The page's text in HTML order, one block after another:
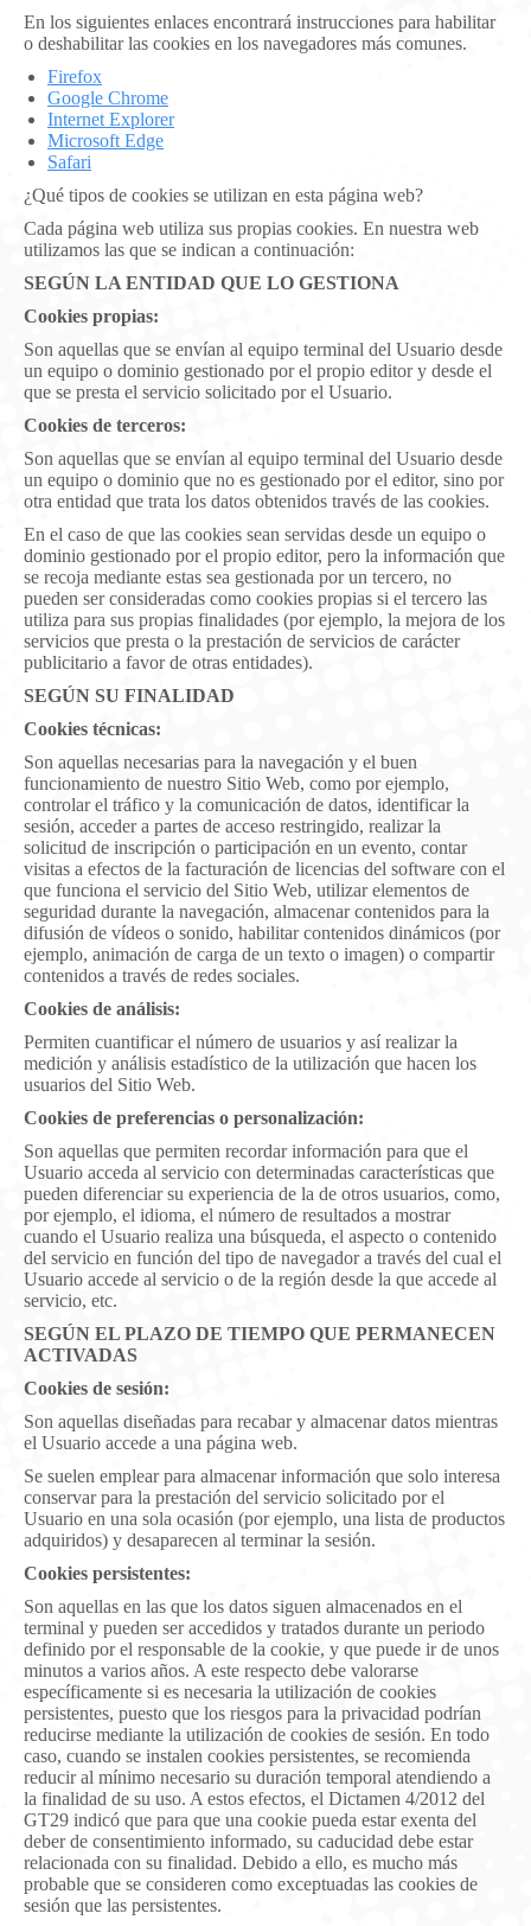
En los siguientes enlaces encontrará instrucciones para habilitar
o deshabilitar las cookies en los navegadores más comunes.
Firefox
Google Chrome
Internet Explorer
Microsoft Edge
Safari
¿Qué tipos de cookies se utilizan en esta página web?
Cada página web utiliza sus propias cookies. En nuestra web
utilizamos las que se indican a continuación:
SEGÚN LA ENTIDAD QUE LO GESTIONA
Cookies propias:
Son aquellas que se envían al equipo terminal del Usuario desde
un equipo o dominio gestionado por el propio editor y desde el
que se presta el servicio solicitado por el Usuario.
Cookies de terceros:
Son aquellas que se envían al equipo terminal del Usuario desde
un equipo o dominio que no es gestionado por el editor, sino por
otra entidad que trata los datos obtenidos través de las cookies.
En el caso de que las cookies sean servidas desde un equipo o
dominio gestionado por el propio editor, pero la información que
se recoja mediante estas sea gestionada por un tercero, no
pueden ser consideradas como cookies propias si el tercero las
utiliza para sus propias finalidades (por ejemplo, la mejora de los
servicios que presta o la prestación de servicios de carácter
publicitario a favor de otras entidades).
SEGÚN SU FINALIDAD
Cookies técnicas:
Son aquellas necesarias para la navegación y el buen
funcionamiento de nuestro Sitio Web, como por ejemplo,
controlar el tráfico y la comunicación de datos, identificar la
sesión, acceder a partes de acceso restringido, realizar la
solicitud de inscripción o participación en un evento, contar
visitas a efectos de la facturación de licencias del software con el
que funciona el servicio del Sitio Web, utilizar elementos de
seguridad durante la navegación, almacenar contenidos para la
difusión de vídeos o sonido, habilitar contenidos dinámicos (por
ejemplo, animación de carga de un texto o imagen) o compartir
contenidos a través de redes sociales.
Cookies de análisis:
Permiten cuantificar el número de usuarios y así realizar la
medición y análisis estadístico de la utilización que hacen los
usuarios del Sitio Web.
Cookies de preferencias o personalización:
Son aquellas que permiten recordar información para que el
Usuario acceda al servicio con determinadas características que
pueden diferenciar su experiencia de la de otros usuarios, como,
por ejemplo, el idioma, el número de resultados a mostrar
cuando el Usuario realiza una búsqueda, el aspecto o contenido
del servicio en función del tipo de navegador a través del cual el
Usuario accede al servicio o de la región desde la que accede al
servicio, etc.
SEGÚN EL PLAZO DE TIEMPO QUE PERMANECEN
ACTIVADAS
Cookies de sesión:
Son aquellas diseñadas para recabar y almacenar datos mientras
el Usuario accede a una página web.
Se suelen emplear para almacenar información que solo interesa
conservar para la prestación del servicio solicitado por el
Usuario en una sola ocasión (por ejemplo, una lista de productos
adquiridos) y desaparecen al terminar la sesión.
Cookies persistentes:
Son aquellas en las que los datos siguen almacenados en el
terminal y pueden ser accedidos y tratados durante un periodo
definido por el responsable de la cookie, y que puede ir de unos
minutos a varios años. A este respecto debe valorarse
específicamente si es necesaria la utilización de cookies
persistentes, puesto que los riesgos para la privacidad podrían
reducirse mediante la utilización de cookies de sesión. En todo
caso, cuando se instalen cookies persistentes, se recomienda
reducir al mínimo necesario su duración temporal atendiendo a
la finalidad de su uso. A estos efectos, el Dictamen 4/2012 del
GT29 indicó que para que una cookie pueda estar exenta del
deber de consentimiento informado, su caducidad debe estar
relacionada con su finalidad. Debido a ello, es mucho más
probable que se consideren como exceptuadas las cookies de
sesión que las persistentes.